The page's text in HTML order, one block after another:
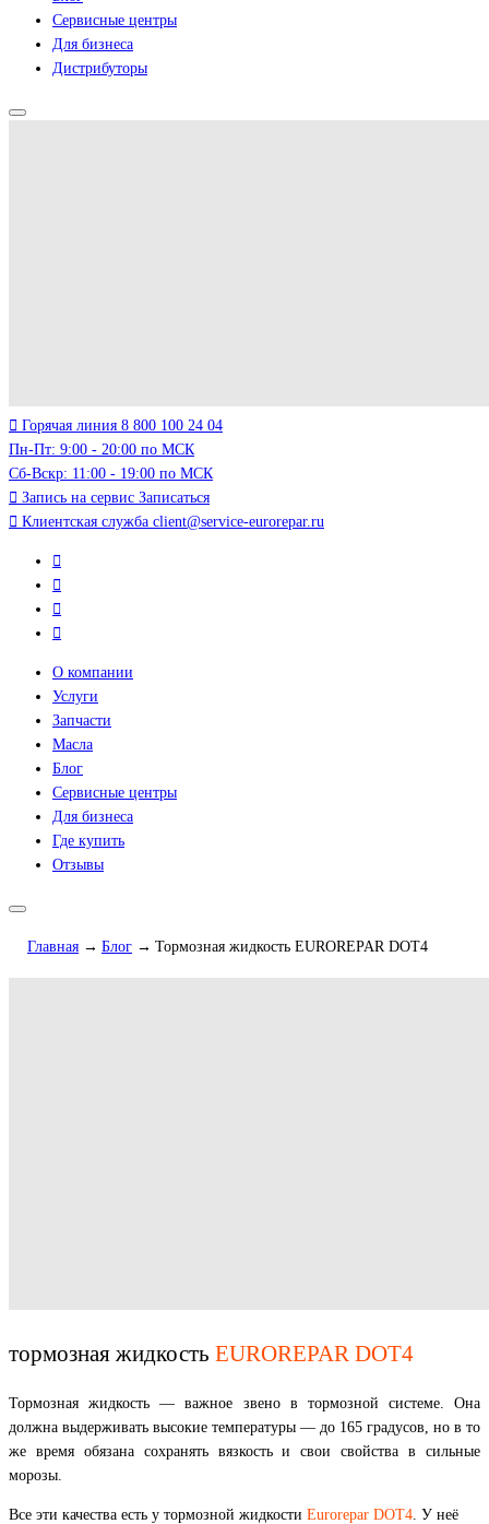
Сервисные центры
Для бизнеса
Дистрибуторы
Горячая линия 8 800 100 24 04
Пн-Пт: 9:00 - 20:00 по МСК
Сб-Вскр: 11:00 - 19:00 по МСК
Запись на сервис Записаться
Клиентская служба client@service-eurorepar.ru
О компании
Услуги
Запчасти
Масла
Блог
Сервисные центры
Для бизнеса
Где купить
Отзывы
Главная Блог Тормозная жидкость EUROREPAR DOT4
тормозная жидкость EUROREPAR DOT4
Тормозная жидкость — важное звено в тормозной системе. Она
должна выдерживать высокие температуры — до 165 градусов, но в то
же время обязана сохранять вязкость и свои свойства в сильные
морозы.
Все эти качества есть у тормозной жидкости Eurorepar DOT4 . У неё